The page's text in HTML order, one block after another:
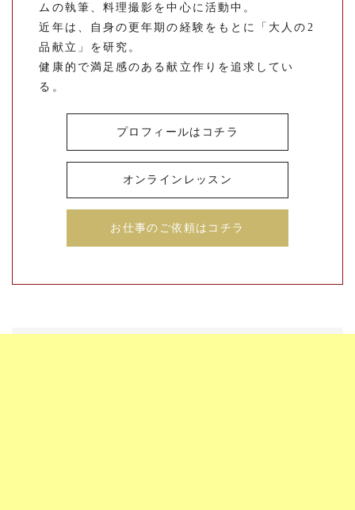
ムの執筆、料理撮影を中心に活動中。
近年は、自身の更年期の経験をもとに「大人の2
品献立」を研究。
健康的で満足感のある献立作りを追求してい
る。
プロフィールはコチラ
オンラインレッスン
お仕事のご依頼はコチラ